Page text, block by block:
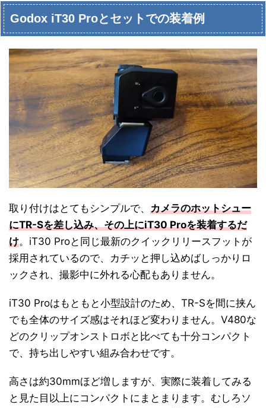
Godox iT30 Proとセットでの装着例
取り付けはとてもシンプルで、 カメラのホットシュー
にTR-Sを差し込み、その上にiT30 Proを装着するだ
け。iT30 Proと同じ最新のクイックリリースフットが
採用されているので、カチッと押し込めばしっかりロ
ックされ、撮影中に外れる心配もありません。
iT30 Proはもともと小型設計のため、TR-Sを間に挟ん
でも全体のサイズ感はそれほど変わりません。V480な
どのクリップオンストロボと比べても十分コンパクト
で、持ち出しやすい組み合わせです。
高さは約30mmほど増しますが、実際に装着してみる
と見た目以上にコンパクトにまとまります。むしろソ